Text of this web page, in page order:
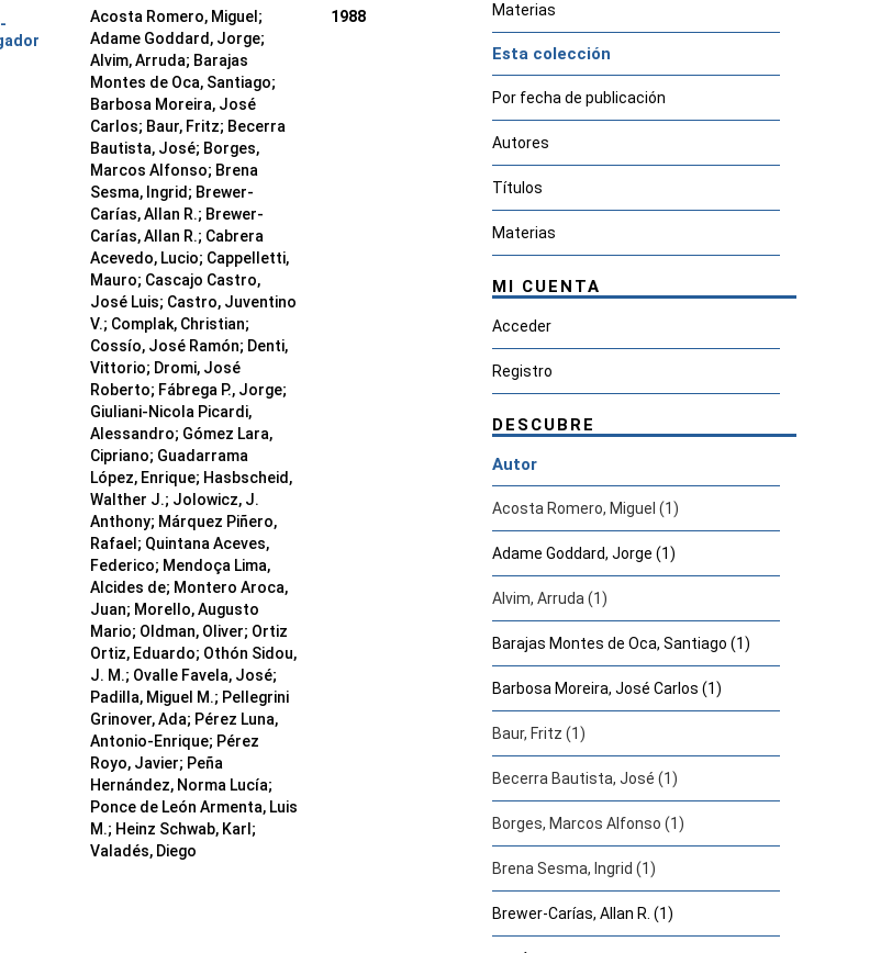
Acosta Romero, Miguel;
Adame Goddard, Jorge;
Alvim, Arruda; Barajas
Montes de Oca, Santiago;
Barbosa Moreira, José
Carlos; Baur, Fritz; Becerra
Bautista, José; Borges,
Marcos Alfonso; Brena
Sesma, Ingrid; Brewer-
Carías, Allan R.; Brewer-
Carías, Allan R.; Cabrera
Acevedo, Lucio; Cappelletti,
Mauro; Cascajo Castro,
José Luis; Castro, Juventino
V.; Complak, Christian;
Cossío, José Ramón; Denti,
Vittorio; Dromi, José
Roberto; Fábrega P., Jorge;
Giuliani-Nicola Picardi,
Alessandro; Gómez Lara,
Cipriano; Guadarrama
López, Enrique; Hasbscheid,
Walther J.; Jolowicz, J.
Anthony; Márquez Piñero,
Rafael; Quintana Aceves,
Federico; Mendoça Lima,
Alcides de; Montero Aroca,
Juan; Morello, Augusto
Mario; Oldman, Oliver; Ortiz
Ortiz, Eduardo; Othón Sidou,
J. M.; Ovalle Favela, José;
Padilla, Miguel M.; Pellegrini
Grinover, Ada; Pérez Luna,
Antonio-Enrique; Pérez
Royo, Javier; Peña
Hernández, Norma Lucía;
Ponce de León Armenta, Luis
M.; Heinz Schwab, Karl;
Valadés, Diego
1988 Materias
Esta colección
Por fecha de publicación
Autores
Títulos
Materias
MI CUENTA
Acceder
Registro
DESCUBRE
Autor
Acosta Romero, Miguel (1)
Adame Goddard, Jorge (1)
Alvim, Arruda (1)
Barajas Montes de Oca, Santiago (1)
Barbosa Moreira, José Carlos (1)
Baur, Fritz (1)
Becerra Bautista, José (1)
Borges, Marcos Alfonso (1)
Brena Sesma, Ingrid (1)
Brewer-Carías, Allan R. (1)